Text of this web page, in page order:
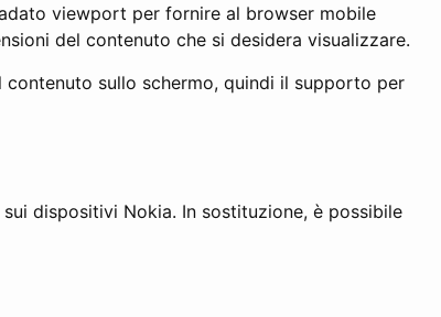
viewport per fornire al browser mobile
del contenuto che si desidera visualizzare.
sullo schermo, quindi il supporto per
dispositivi Nokia. In sostituzione, è possibile